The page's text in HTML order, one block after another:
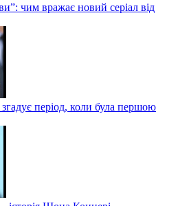
чим вражає новий серіал від
період, коли була першою